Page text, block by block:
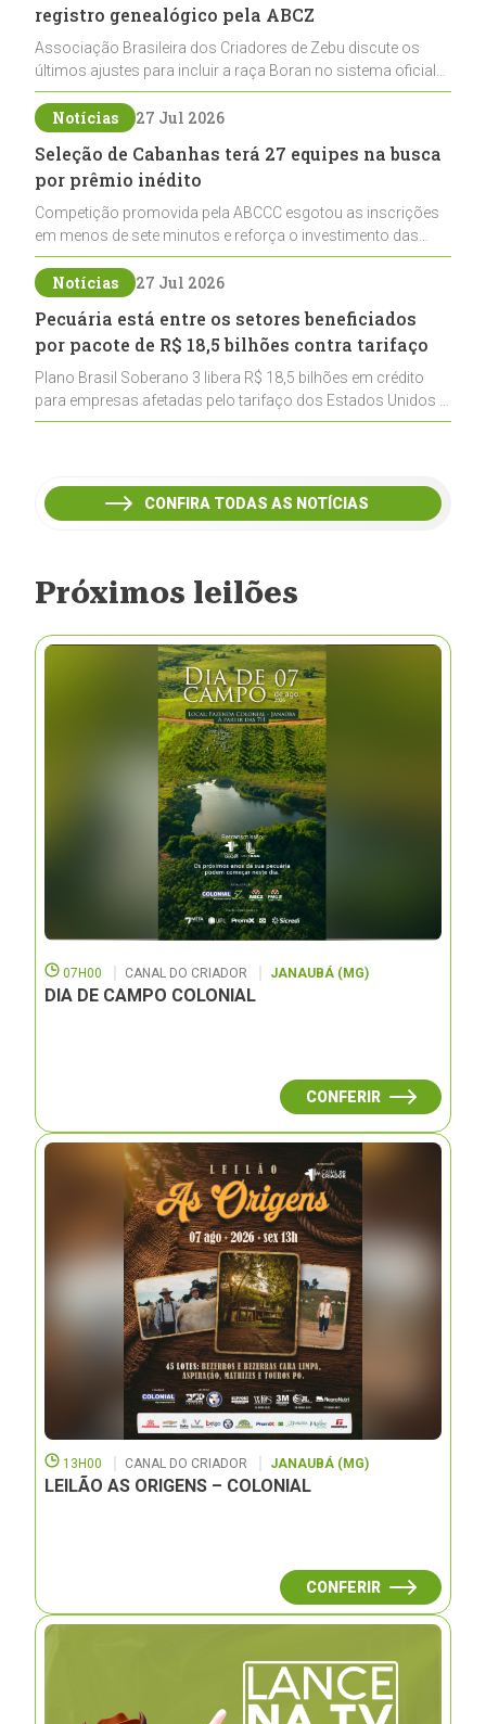
registro genealógico pela ABCZ
Associação Brasileira dos Criadores de Zebu discute os
últimos ajustes para incluir a raça Boran no sistema oficial
de registros, abrindo caminho para sua expansão na
pecuária nacional
Notícias 27 Jul 2026
Seleção de Cabanhas terá 27 equipes na busca
por prêmio inédito
Competição promovida pela ABCCC esgotou as inscrições
em menos de sete minutos e reforça o investimento das
cabanhas na seleção genética de Cavalos Crioulos voltados
ao laço
Notícias 27 Jul 2026
Pecuária está entre os setores beneficiados
por pacote de R$ 18,5 bilhões contra tarifaço
Plano Brasil Soberano 3 libera R$ 18,5 bilhões em crédito
para empresas afetadas pelo tarifaço dos Estados Unidos e
inclui a pecuária entre os setores estratégicos
CONFIRA TODAS AS NOTÍCIAS
Próximos leilões
07H00 CANAL DO CRIADOR JANAUBÁ (MG)
DIA DE CAMPO COLONIAL
CONFERIR
13H00 CANAL DO CRIADOR JANAUBÁ (MG)
LEILÃO AS ORIGENS – COLONIAL
CONFERIR